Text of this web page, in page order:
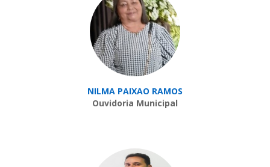
NILMA PAIXAO RAMOS
Ouvidoria Municipal